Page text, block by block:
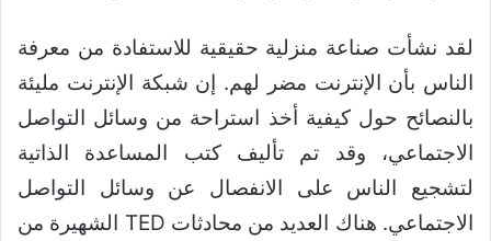
لقد نشأت صناعة منزلية حقيقية للاستفادة من معرفة
الناس بأن الإنترنت مضر لهم. إن شبكة الإنترنت مليئة
بالنصائح حول كيفية أخذ استراحة من وسائل التواصل
الاجتماعي، وقد تم تأليف كتب المساعدة الذاتية
لتشجيع الناس على الانفصال عن وسائل التواصل
الاجتماعي. هناك العديد من محادثات TED الشهيرة من